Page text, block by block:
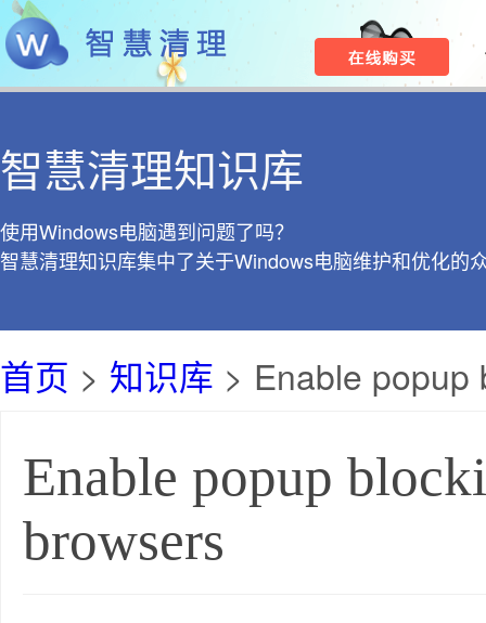
智慧清理知识库
使用Windows电脑遇到问题了吗？
智慧清理知识库集中了关于Windows电脑维护和优化的
首页 > 知识库 > Enable
Enable popup
browsers